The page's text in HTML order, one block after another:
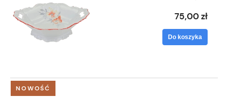
75,00 zł
Do koszyka
NOWOŚĆ